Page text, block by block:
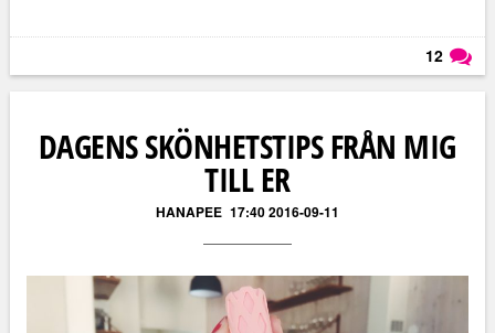
12
DAGENS SKÖNHETSTIPS FRÅN MIG
TILL ER
HANAPEE 17:40 2016-09-11